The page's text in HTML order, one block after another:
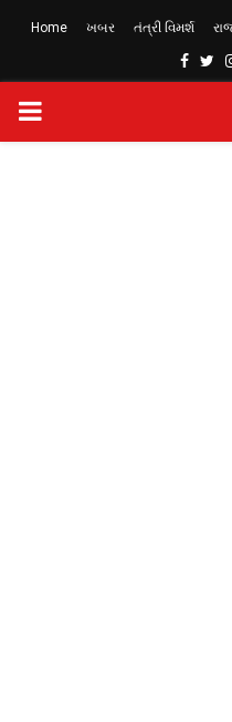
Home ખબર તંત્રી વિમર્શ
PRIMARY